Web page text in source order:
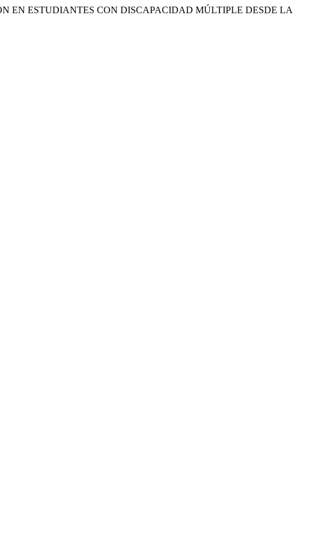
EN ESTUDIANTES CON DISCAPACIDAD MÚLTIPLE DESDE LA